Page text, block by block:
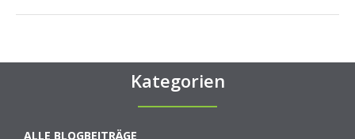
Kategorien
ALLE BLOGBEITRÄGE